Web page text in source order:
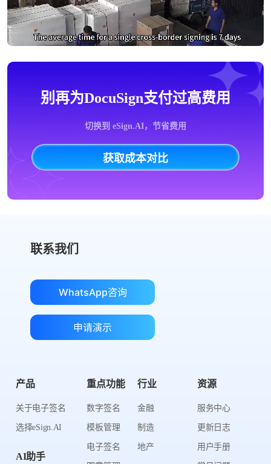
别再为DocuSign支付过高费用
切换到 eSign.AI，节省费用
获取成本对比
联系我们
WhatsApp咨询
申请演示
产品
关于电子签名
选择eSign.AI
AI助手
重点功能
数字签名
模板管理
电子签名
行业
金融
制造
地产
资源
服务中心
更新日志
用户手册